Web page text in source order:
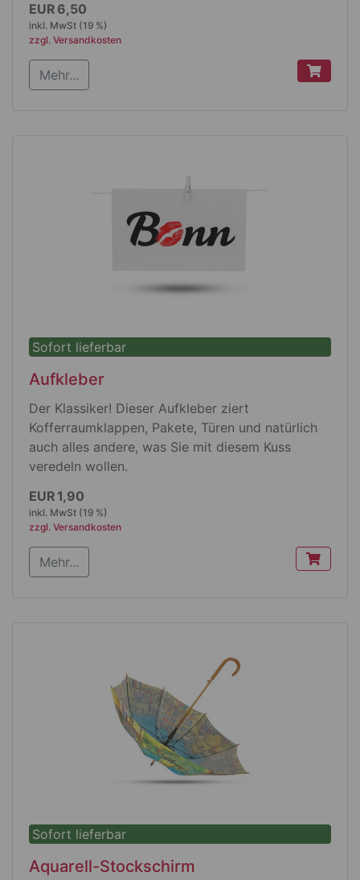
Produktdetails
Trillerglocke
schwarze Kunststoffhalterung
weißer Metalldeckel
EUR 6,50
inkl. MwSt (19 %)
zzgl. Versandkosten
Mehr...
Sofort lieferbar
Aufkleber
Der Klassiker! Dieser Aufkleber ziert
Kofferraumklappen, Pakete, Türen und natürlich
auch alles andere, was Sie mit diesem Kuss
veredeln wollen.
Produktdetails
Elipse
Größe: 150 mm x 90 mm
gestanzt auf A 6 Trägermaterial
EUR 1,90
inkl. MwSt (19 %)
zzgl. Versandkosten
Mehr...
Sofort lieferbar
Aquarell-Stockschirm